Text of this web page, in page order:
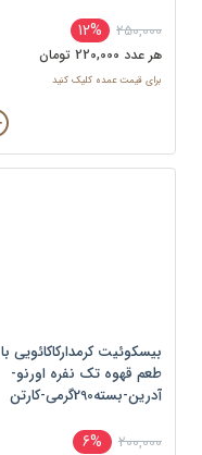
250,000
12%
هر عدد 220,000 تومان
برای قیمت عمده کلیک کنید
بیسکوئیت کرمدارکاکائویی با
طعم قهوه تک نفره اورنو-
آدرین-بسته290گرمی-کارتن
200,000
6%